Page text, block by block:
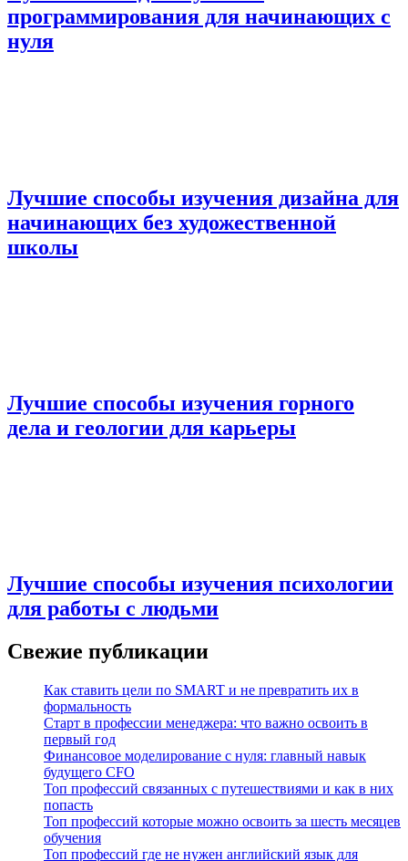
программирования для начинающих с
нуля
Лучшие способы изучения дизайна для
начинающих без художественной
школы
Лучшие способы изучения горного
дела и геологии для карьеры
Лучшие способы изучения психологии
для работы с людьми
Свежие публикации
Как ставить цели по SMART и не превратить их в
формальность
Старт в профессии менеджера: что важно освоить в
первый год
Финансовое моделирование с нуля: главный навык
будущего CFO
Топ профессий связанных с путешествиями и как в них
попасть
Топ профессий которые можно освоить за шесть месяцев
обучения
Топ профессий где не нужен английский язык для